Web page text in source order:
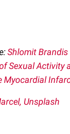
Shlomit Brandis
Sexual Activity
Myocardial
Unsplash